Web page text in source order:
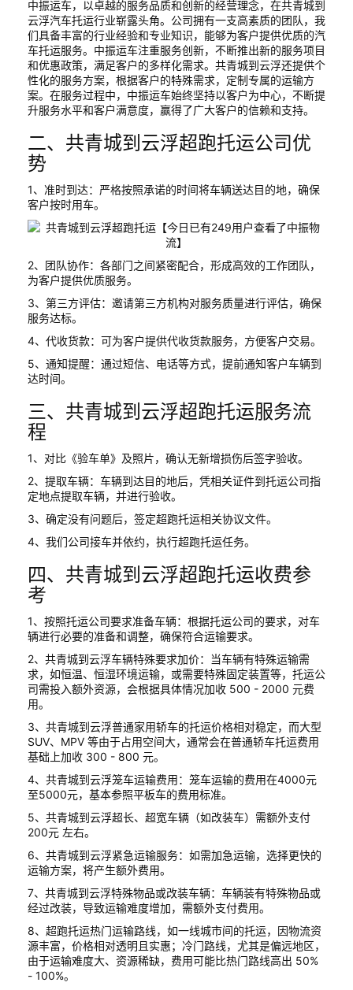
中振运车，以卓越的服务品质和创新的经营理念，在共青城到
云浮汽车托运行业崭露头角。公司拥有一支高素质的团队，我
们具备丰富的行业经验和专业知识，能够为客户提供优质的汽
车托运服务。中振运车注重服务创新，不断推出新的服务项目
和优惠政策，满足客户的多样化需求。共青城到云浮还提供个
性化的服务方案，根据客户的特殊需求，定制专属的运输方
案。在服务过程中，中振运车始终坚持以客户为中心，不断提
升服务水平和客户满意度，赢得了广大客户的信赖和支持。
二、共青城到云浮超跑托运公司优
势
1、准时到达：严格按照承诺的时间将车辆送达目的地，确保
客户按时用车。
2、团队协作：各部门之间紧密配合，形成高效的工作团队，
为客户提供优质服务。
3、第三方评估：邀请第三方机构对服务质量进行评估，确保
服务达标。
4、代收货款：可为客户提供代收货款服务，方便客户交易。
5、通知提醒：通过短信、电话等方式，提前通知客户车辆到
达时间。
三、共青城到云浮超跑托运服务流
程
1、对比《验车单》及照片，确认无新增损伤后签字验收。
2、提取车辆：车辆到达目的地后，凭相关证件到托运公司指
定地点提取车辆，并进行验收。
3、确定没有问题后，签定超跑托运相关协议文件。
4、我们公司接车并依约，执行超跑托运任务。
四、共青城到云浮超跑托运收费参
考
1、按照托运公司要求准备车辆：根据托运公司的要求，对车
辆进行必要的准备和调整，确保符合运输要求。
2、共青城到云浮车辆特殊要求加价：当车辆有特殊运输需
求，如恒温、恒湿环境运输，或需要特殊固定装置等，托运公
司需投入额外资源，会根据具体情况加收 500 - 2000 元费
用。
3、共青城到云浮普通家用轿车的托运价格相对稳定，而大型
SUV、MPV 等由于占用空间大，通常会在普通轿车托运费用
基础上加收 300 - 800 元。
4、共青城到云浮笼车运输费用：笼车运输的费用在4000元
至5000元，基本参照平板车的费用标准。
5、共青城到云浮超长、超宽车辆（如改装车）需额外支付
200元 左右。
6、共青城到云浮紧急运输服务：如需加急运输，选择更快的
运输方案，将产生额外费用。
7、共青城到云浮特殊物品或改装车辆：车辆装有特殊物品或
经过改装，导致运输难度增加，需额外支付费用。
8、超跑托运热门运输路线，如一线城市间的托运，因物流资
源丰富，价格相对透明且实惠；冷门路线，尤其是偏远地区，
由于运输难度大、资源稀缺，费用可能比热门路线高出 50%
- 100%。